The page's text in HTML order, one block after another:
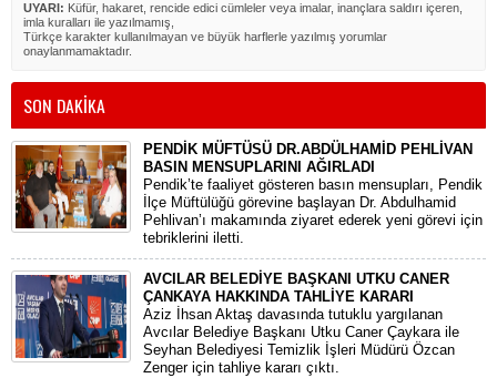
UYARI: Küfür, hakaret, rencide edici cümleler veya imalar, inançlara saldırı içeren,
imla kuralları ile yazılmamış,
Türkçe karakter kullanılmayan ve büyük harflerle yazılmış yorumlar
onaylanmamaktadır.
SON DAKİKA
PENDİK MÜFTÜSÜ DR.ABDÜLHAMİD PEHLİVAN
BASIN MENSUPLARINI AĞIRLADI
​Pendik’te faaliyet gösteren basın mensupları, Pendik
İlçe Müftülüğü görevine başlayan Dr. Abdulhamid
Pehlivan’ı makamında ziyaret ederek yeni görevi için
tebriklerini iletti.
AVCILAR BELEDİYE BAŞKANI UTKU CANER
ÇANKAYA HAKKINDA TAHLİYE KARARI
​Aziz İhsan Aktaş davasında tutuklu yargılanan
Avcılar Belediye Başkanı Utku Caner Çaykara ile
Seyhan Belediyesi Temizlik İşleri Müdürü Özcan
Zenger için tahliye kararı çıktı.